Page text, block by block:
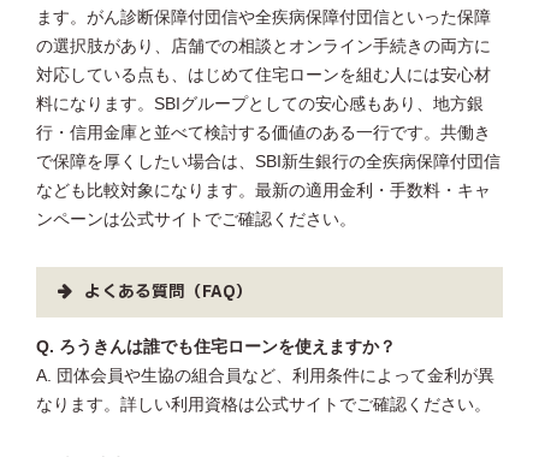
ます。がん診断保障付団信や全疾病保障付団信といった保障
の選択肢があり、店舗での相談とオンライン手続きの両方に
対応している点も、はじめて住宅ローンを組む人には安心材
料になります。SBIグループとしての安心感もあり、地方銀
行・信用金庫と並べて検討する価値のある一行です。共働き
で保障を厚くしたい場合は、SBI新生銀行の全疾病保障付団信
なども比較対象になります。最新の適用金利・手数料・キャ
ンペーンは公式サイトでご確認ください。
よくある質問（FAQ）
Q. ろうきんは誰でも住宅ローンを使えますか？
A. 団体会員や生協の組合員など、利用条件によって金利が異
なります。詳しい利用資格は公式サイトでご確認ください。